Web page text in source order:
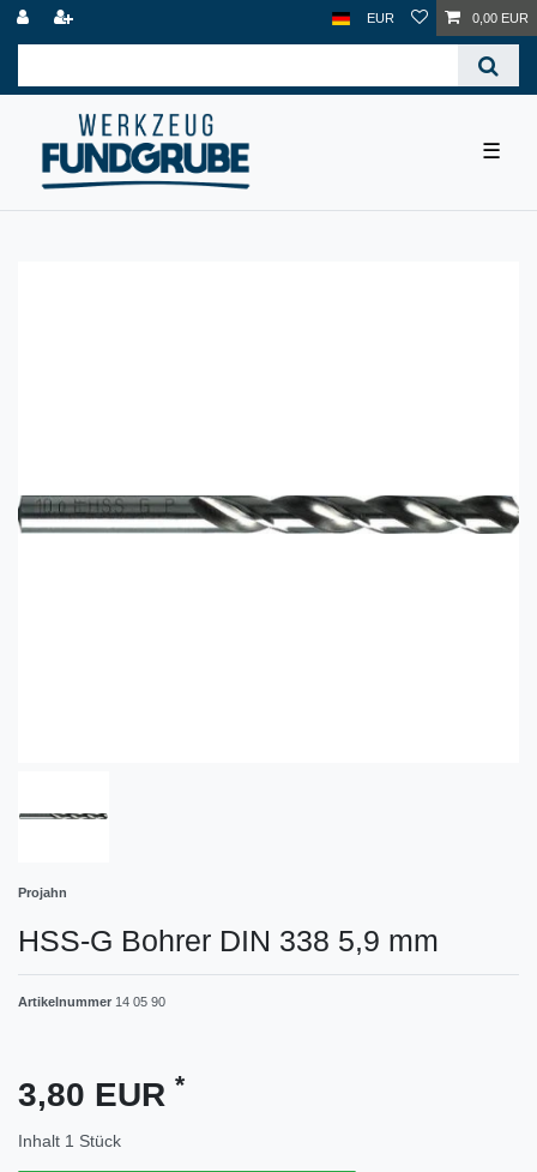
EUR 0,00 EUR
☰
Projahn
HSS-G Bohrer DIN 338 5,9 mm
Artikelnummer 14 05 90
3,80 EUR *
Inhalt 1 Stück